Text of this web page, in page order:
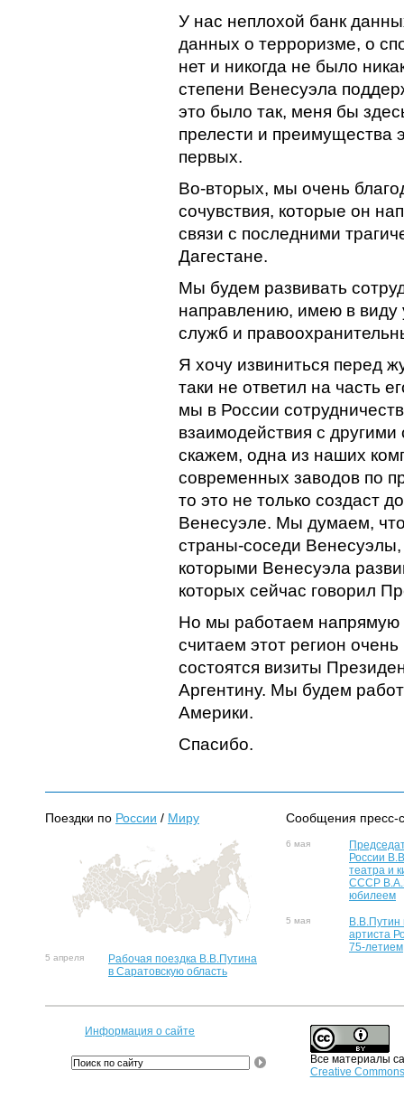
У нас неплохой банк
данных о терроризме, о
нет и никогда не было
степени Венесуэла
это было так, меня бы
прелести и преимущества
первых.
Во-вторых, мы очень
сочувствия, которые он
связи с последними
Дагестане.
Мы будем развивать
направлению, имею в виду
служб и
Я хочу извиниться перед
таки не ответил на часть
мы в России
взаимодействия с
скажем, одна из наших
современных заводов по
то это не только создаст
Венесуэле. Мы думаем,
страны-соседи
которыми Венесуэла
которых сейчас говорил
Но мы работаем напрямую
считаем этот регион
состоятся визиты
Аргентину. Мы будем
Америки.
Спасибо.
Поездки по России / Миру
5 апреля
Рабочая поездка В.В.Путина
в Саратовскую область
Сообщения пресс-
6 мая
России
театра и
СССР
юбилеем
5 мая
В.В.Путин
артиста
75-летием
Информация о сайте
Все материалы
Creative